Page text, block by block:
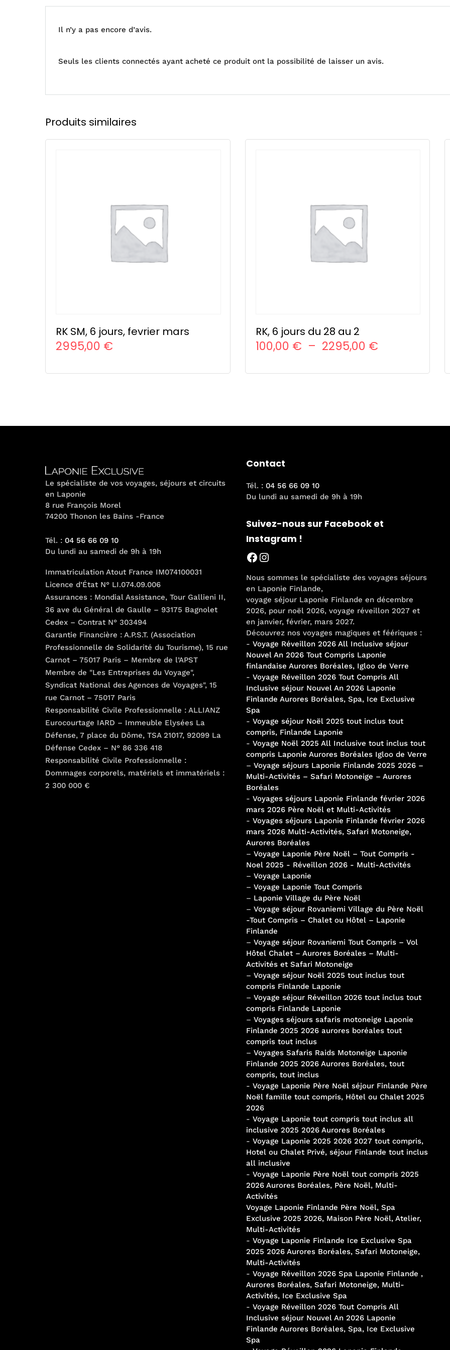
Il n’y a pas encore d’avis.
Seuls les clients connectés ayant acheté ce produit ont la possibilité de laisser un avis.
Produits similaires
RK SM, 6 jours, fevrier mars
2995,00 €
être
choisies
sur
la
page
produit
RK, 6 jours du 28 au 2
100,00 € – 2295,00 €Plage
prix :
2295,00 €
être
choisies
sur
page
produit
Le spécialiste de vos voyages, séjours et circuits
en Laponie
8 rue François Morel
74200 Thonon les Bains -France
Tél. : 04 56 66 09 10
Du lundi au samedi de 9h à 19h
Immatriculation Atout France IM074100031
Licence d’État N° LI.074.09.006
Assurances : Mondial Assistance, Tour Gallieni II,
36 ave du Général de Gaulle – 93175 Bagnolet
Cedex – Contrat N° 303494
Garantie Financière : A.P.S.T. (Association
Professionnelle de Solidarité du Tourisme), 15 rue
Carnot – 75017 Paris – Membre de l’APST
Membre de "Les Entreprises du Voyage",
Syndicat National des Agences de Voyages", 15
rue Carnot – 75017 Paris
Responsabilité Civile Professionnelle : ALLIANZ
Eurocourtage IARD – Immeuble Elysées La
Défense, 7 place du Dôme, TSA 21017, 92099 La
Défense Cedex – N° 86 336 418
Responsabilité Civile Professionnelle :
Dommages corporels, matériels et immatériels :
2 300 000 €
Contact
Tél. : 04 56 66 09 10
Du lundi au samedi de 9h à 19h
Suivez-nous sur Facebook et
Instagram !
Facebook
Instagram
Nous sommes le spécialiste des voyages séjours
en Laponie Finlande,
voyage séjour Laponie Finlande en décembre
2026, pour noël 2026, voyage réveillon 2027 et
en janvier, février, mars 2027.
Découvrez nos voyages magiques et féériques :
- Voyage Réveillon 2026 All Inclusive séjour
Nouvel An 2026 Tout Compris Laponie
finlandaise Aurores Boréales, Igloo de Verre
- Voyage Réveillon 2026 Tout Compris All
Inclusive séjour Nouvel An 2026 Laponie
Finlande Aurores Boréales, Spa, Ice Exclusive
Spa
- Voyage séjour Noël 2025 tout inclus tout
compris, Finlande Laponie
- Voyage Noël 2025 All Inclusive tout inclus tout
compris Laponie Aurores Boréales Igloo de Verre
– Voyage séjours Laponie Finlande 2025 2026 –
Multi-Activités – Safari Motoneige – Aurores
Boréales
- Voyages séjours Laponie Finlande février 2026
mars 2026 Père Noël et Multi-Activités
- Voyages séjours Laponie Finlande février 2026
mars 2026 Multi-Activités, Safari Motoneige,
Aurores Boréales
– Voyage Laponie Père Noël – Tout Compris -
Noel 2025 - Réveillon 2026 - Multi-Activités
– Voyage Laponie
– Voyage Laponie Tout Compris
– Laponie Village du Père Noël
– Voyage séjour Rovaniemi Village du Père Noël
-Tout Compris – Chalet ou Hôtel – Laponie
Finlande
– Voyage séjour Rovaniemi Tout Compris – Vol
Hôtel Chalet – Aurores Boréales – Multi-
Activités et Safari Motoneige
– Voyage séjour Noël 2025 tout inclus tout
compris Finlande Laponie
– Voyage séjour Réveillon 2026 tout inclus tout
compris Finlande Laponie
– Voyages séjours safaris motoneige Laponie
Finlande 2025 2026 aurores boréales tout
compris tout inclus
– Voyages Safaris Raids Motoneige Laponie
Finlande 2025 2026 Aurores Boréales, tout
compris, tout inclus
- Voyage Laponie Père Noël séjour Finlande Père
Noël famille tout compris, Hôtel ou Chalet 2025
2026
- Voyage Laponie tout compris tout inclus all
inclusive 2025 2026 Aurores Boréales
- Voyage Laponie 2025 2026 2027 tout compris,
Hotel ou Chalet Privé, séjour Finlande tout inclus
all inclusive
- Voyage Laponie Père Noël tout compris 2025
2026 Aurores Boréales, Père Noël, Multi-
Activités
Voyage Laponie Finlande Père Noël, Spa
Exclusive 2025 2026, Maison Père Noël, Atelier,
Multi-Activités
- Voyage Laponie Finlande Ice Exclusive Spa
2025 2026 Aurores Boréales, Safari Motoneige,
Multi-Activités
- Voyage Réveillon 2026 Spa Laponie Finlande ,
Aurores Boréales, Safari Motoneige, Multi-
Activités, Ice Exclusive Spa
- Voyage Réveillon 2026 Tout Compris All
Inclusive séjour Nouvel An 2026 Laponie
Finlande Aurores Boréales, Spa, Ice Exclusive
Spa